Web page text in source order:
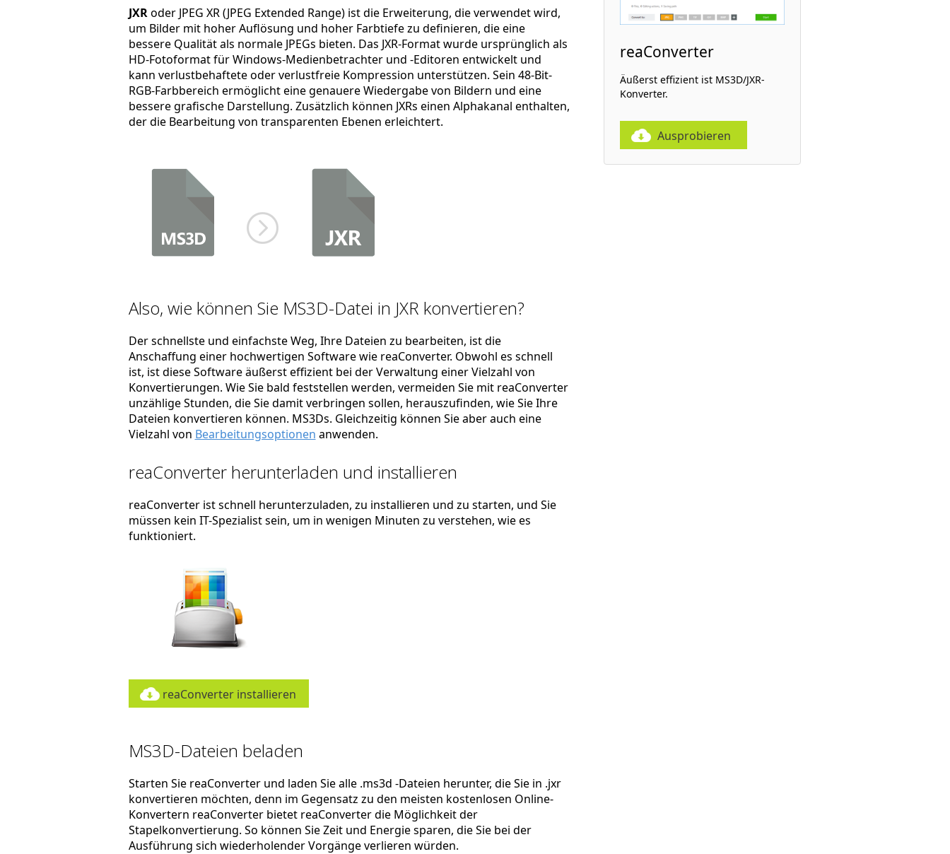
JXRoder JPEG XR (JPEG Extended Range) ist die Erweiterung, die verwendet wird,
um Bilder mit hoher Auflösung und hoher Farbtiefe zu definieren, die eine
bessere Qualität als normale JPEGs bieten. Das JXR-Format wurde ursprünglich als
HD-Fotoformat für Windows-Medienbetrachter und -Editoren entwickelt und
kann verlustbehaftete oder verlustfreie Kompression unterstützen. Sein 48-Bit-
RGB-Farbbereich ermöglicht eine genauere Wiedergabe von Bildern und eine
bessere grafische Darstellung. Zusätzlich können JXRs einen Alphakanal enthalten,
der die Bearbeitung von transparenten Ebenen erleichtert.
Also, wie können Sie MS3D-Datei in JXR konvertieren?
Der schnellste und einfachste Weg, Ihre Dateien zu bearbeiten, ist die
Anschaffung einer hochwertigen Software wie reaConverter. Obwohl es schnell
ist, ist diese Software äußerst effizient bei der Verwaltung einer Vielzahl von
Konvertierungen. Wie Sie bald feststellen werden, vermeiden Sie mit reaConverter
unzählige Stunden, die Sie damit verbringen sollen, herauszufinden, wie Sie Ihre
Dateien konvertieren können. MS3Ds. Gleichzeitig können Sie aber auch eine
Vielzahl von Bearbeitungsoptionen anwenden.
reaConverter herunterladen und installieren
reaConverter ist schnell herunterzuladen, zu installieren und zu starten, und Sie
müssen kein IT-Spezialist sein, um in wenigen Minuten zu verstehen, wie es
funktioniert.
reaConverter installieren
MS3D-Dateien beladen
Starten Sie reaConverter und laden Sie alle .ms3d -Dateien herunter, die Sie in .jxr
konvertieren möchten, denn im Gegensatz zu den meisten kostenlosen Online-
Konvertern reaConverter bietet reaConverter die Möglichkeit der
Stapelkonvertierung. So können Sie Zeit und Energie sparen, die Sie bei der
Ausführung sich wiederholender Vorgänge verlieren würden.
reaConverter
Äußerst effizient ist MS3D/JXR-
Konverter.
Ausprobieren